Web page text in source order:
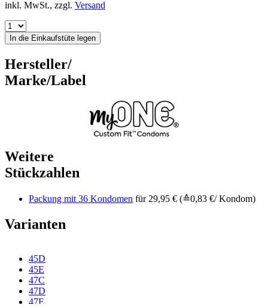
inkl. MwSt., zzgl. Versand
In die Einkaufstüte legen
Hersteller/
Marke/Label
Weitere
Stückzahlen
Packung mit 36 Kondomen für 29,95 € (≙0,83 €/ Kondom)
Varianten
45D
45E
47C
47D
47E